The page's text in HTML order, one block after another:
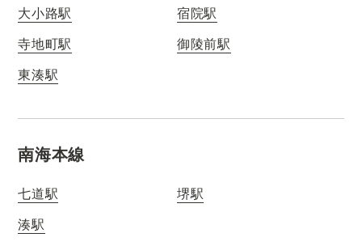
大小路駅
宿院駅
寺地町駅
御陵前駅
東湊駅
南海本線
七道駅
堺駅
湊駅